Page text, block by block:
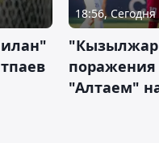
18:56, Сегодня
поражения
"Алтаем"